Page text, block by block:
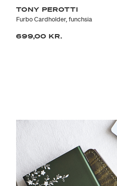
TONY PEROTTI
Furbo Cardholder, funchsia
699,00 KR.